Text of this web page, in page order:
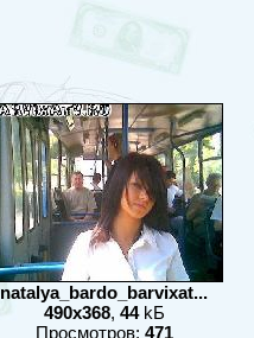
natalya_bardo_barvixat...
490x368, 44kБ
Просмотров: 471